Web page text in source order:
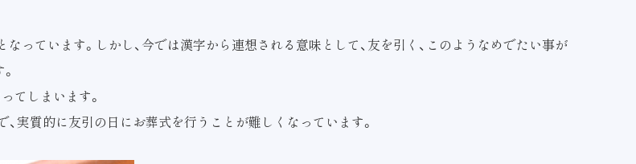
なっています。しかし、今では漢字から連想される意味として、友を引く、このようなめでたい事が
てしまいます。
実質的に友引の日にお葬式を行うことが難しくなっています。